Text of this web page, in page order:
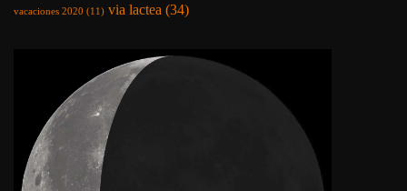
vacaciones 2020 (11) via lactea (34)